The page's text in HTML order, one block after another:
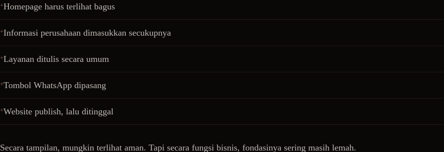
Homepage harus terlihat bagus
Informasi perusahaan dimasukkan secukupnya
Layanan ditulis secara umum
Tombol WhatsApp dipasang
Website publish, lalu ditinggal
Secara tampilan, mungkin terlihat aman. Tapi secara fungsi bisnis, fondasinya sering masih lemah.